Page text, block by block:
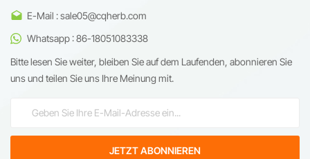
E-Mail : sale05@cqherb.com
Whatsapp : 86-18051083338
Bitte lesen Sie weiter, bleiben Sie auf dem Laufenden, abonnieren Sie
uns und teilen Sie uns Ihre Meinung mit.